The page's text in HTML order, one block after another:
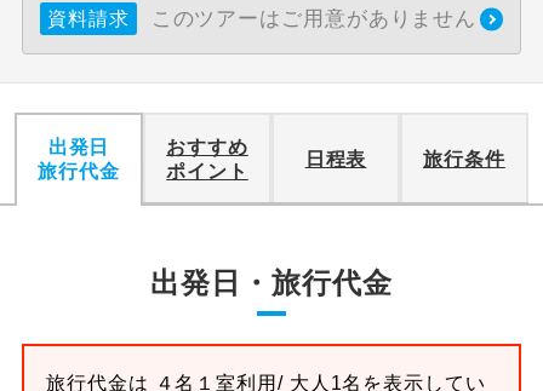
資料請求 このツアーはご用意がありません
出発日
旅行代金
おすすめ
ポイント
日程表 旅行条件
出発日・旅行代金
旅行代金は ４名１室利用/ 大人1名を表示してい
おひとり様バ
ス2席利用
おひとり様でバス席を2席利⽤できま